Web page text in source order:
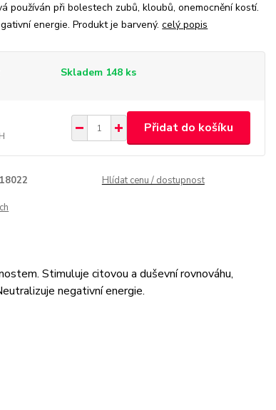
používán při bolestech zubů, kloubů, onemocnění kostí.
energie. Produkt je barvený.celý popis
Skladem 148 ks
Přidat do košíku
18022 Hlídat cenu / dostupnost
Stimuluje citovou a duševní rovnováhu,
negativní energie.